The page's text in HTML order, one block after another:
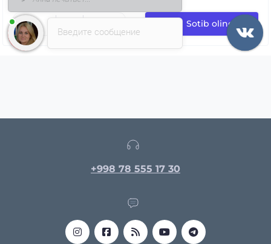
Sotib oling
+998 78 555 17 30
Введите сообщение